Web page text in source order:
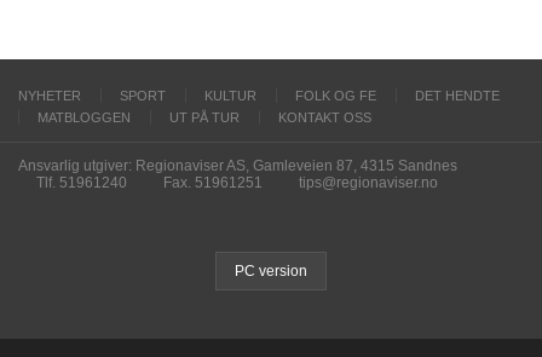
NYHETER SPORT KULTUR FOLK OG FE
DET HENDTE
MATBLOGGEN
UT PÅ TUR KONTAKT OSS
Ansvarlig utgiver: Regionaviser AS, Gamleveien 87, 4315 Sandnes
Tlf. 51961240
Fax. 51961251 tips@regionaviser.no
PC version